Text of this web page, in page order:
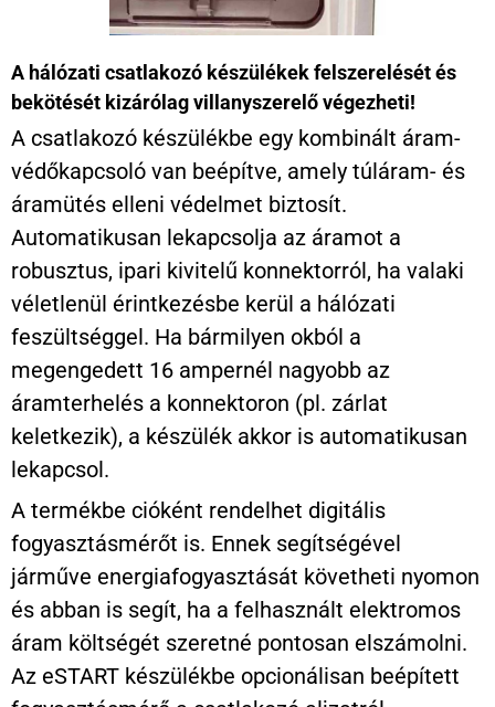
A hálózati csatlakozó készülékek felszerelését és
bekötését kizárólag villanyszerelő végezheti!
A csatlakozó készülékbe egy kombinált áram-
védőkapcsoló van beépítve, amely túláram- és
áramütés elleni védelmet biztosít.
Automatikusan lekapcsolja az áramot a
robusztus, ipari kivitelű konnektorról, ha valaki
véletlenül érintkezésbe kerül a hálózati
feszültséggel. Ha bármilyen okból a
megengedett 16 ampernél nagyobb az
áramterhelés a konnektoron (pl. zárlat
keletkezik), a készülék akkor is automatikusan
lekapcsol.
A termékbe cióként rendelhet digitális
fogyasztásmérőt is. Ennek segítségével
járműve energiafogyasztását követheti nyomon
és abban is segít, ha a felhasznált elektromos
áram költségét szeretné pontosan elszámolni.
Az eSTART készülékbe opcionálisan beépített